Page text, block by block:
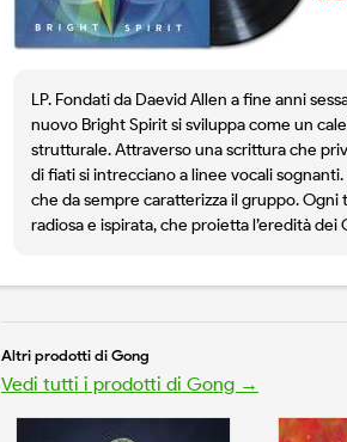
LP. Fondati da Daevid Allen a fine anni
nuovo Bright Spirit si sviluppa come un
strutturale. Attraverso una scrittura che
di fiati si intrecciano a linee vocali
che da sempre caratterizza il gruppo.
radiosa e ispirata, che proietta l’eredità
Altri prodotti di Gong
Vedi tutti i prodotti di Gong →